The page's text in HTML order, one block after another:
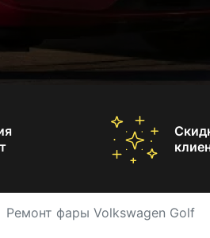
Ремонт фары Volkswagen Golf